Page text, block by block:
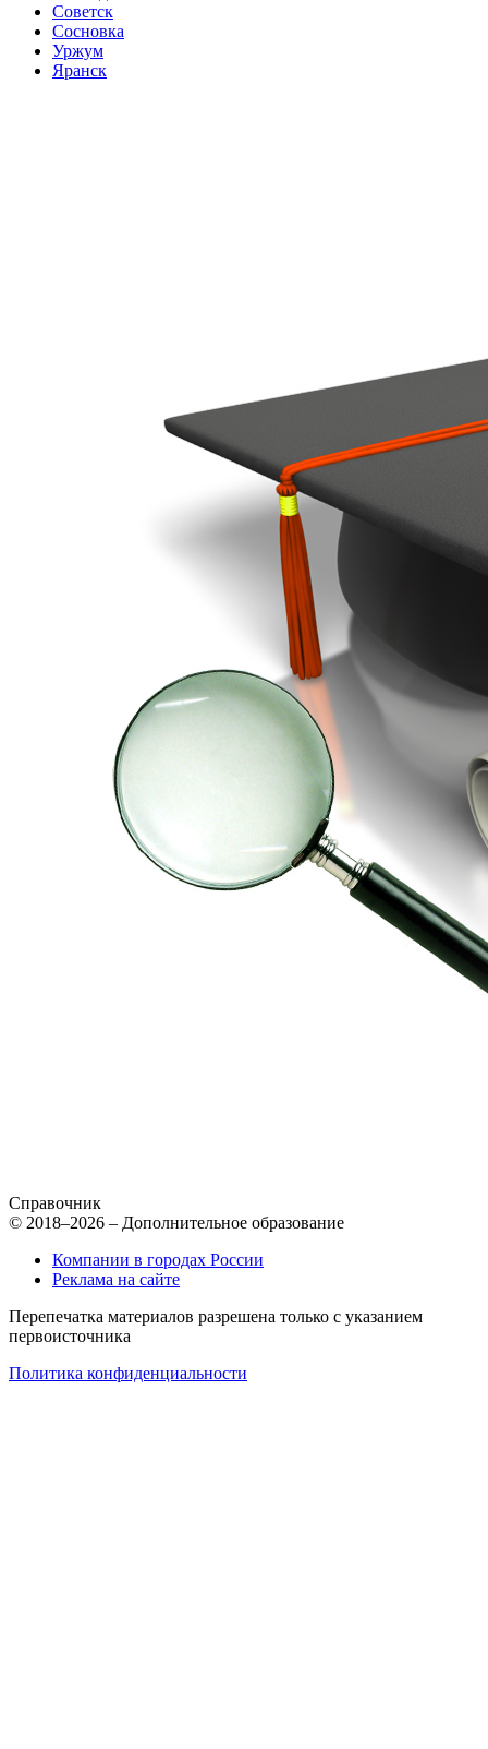
Советск
Сосновка
Уржум
Яранск
Справочник
© 2018–2026 – Дополнительное образование
Компании в городах России
Реклама на сайте
Перепечатка материалов разрешена только с указанием
первоисточника
Политика конфиденциальности